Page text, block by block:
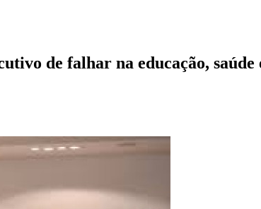
de falhar na educação, saúde